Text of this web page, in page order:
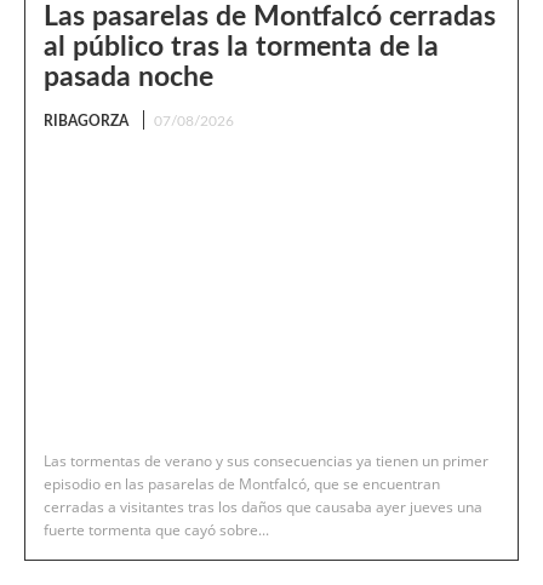
Las pasarelas de Montfalcó cerradas
al público tras la tormenta de la
pasada noche
RIBAGORZA 07/08/2026
Las tormentas de verano y sus consecuencias ya tienen un primer
episodio en las pasarelas de Montfalcó, que se encuentran
cerradas a visitantes tras los daños que causaba ayer jueves una
fuerte tormenta que cayó sobre...